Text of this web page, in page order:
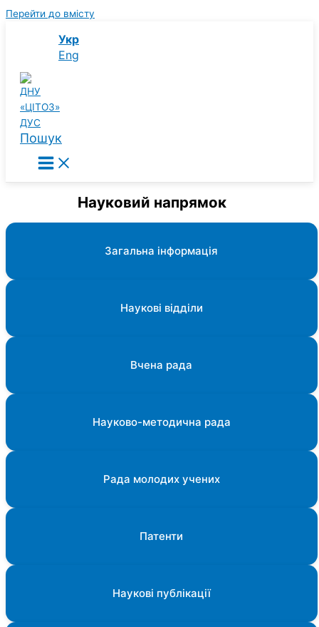
Перейти до вмісту
Укр
Eng
Пошук
Науковий напрямок
Загальна інформація
Наукові відділи
Вчена рада
Науково-методична рада
Рада молодих учених
Патенти
Наукові публікації